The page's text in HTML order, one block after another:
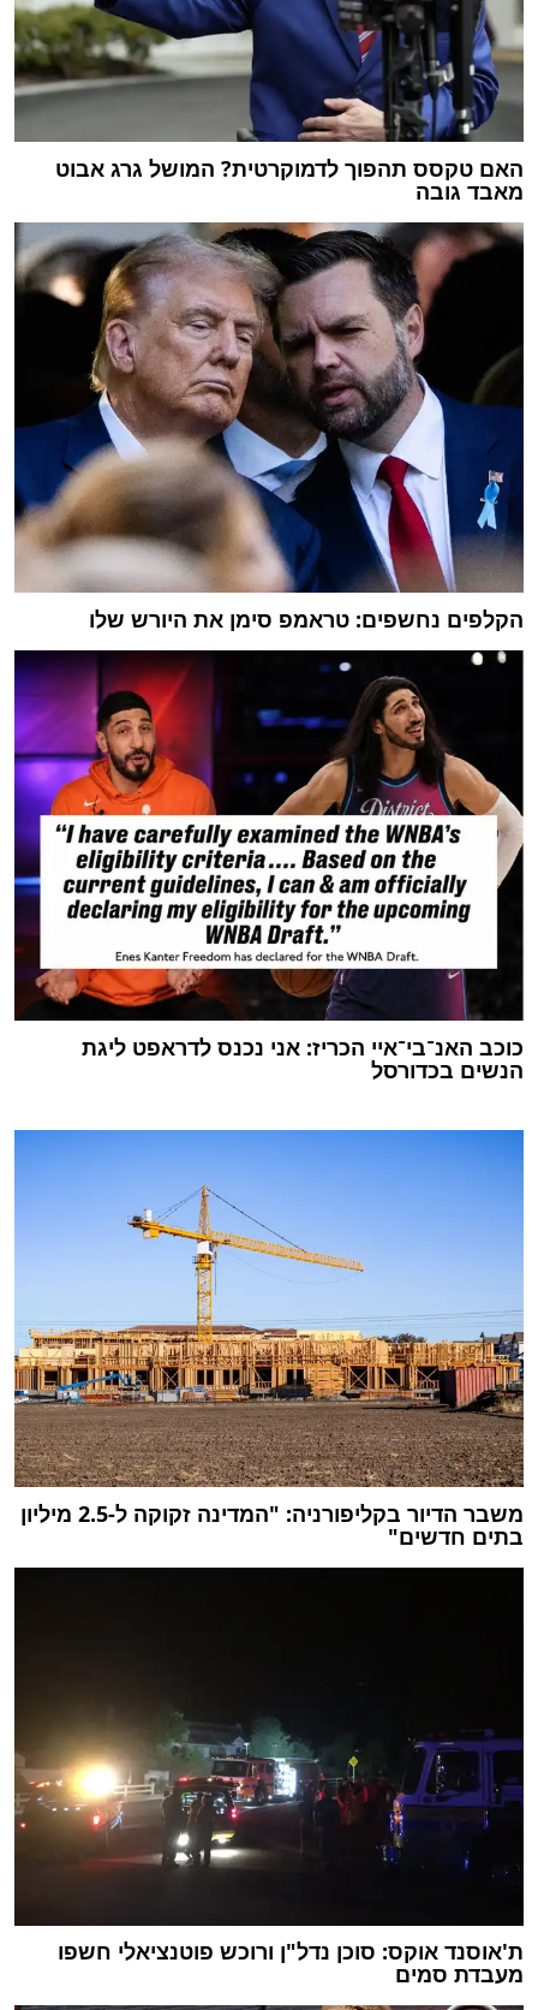
האם טקסס תהפוך לדמוקרטית? המושל גרג אבוט
מאבד גובה
הקלפים נחשפים: טראמפ סימן את היורש שלו
כוכב האנ־בי־איי הכריז: אני נכנס לדראפט ליגת
הנשים בכדורסל
משבר הדיור בקליפורניה: "המדינה זקוקה ל-2.5 מיליון
בתים חדשים"
ת'אוסנד אוקס: סוכן נדל"ן ורוכש פוטנציאלי חשפו
מעבדת סמים